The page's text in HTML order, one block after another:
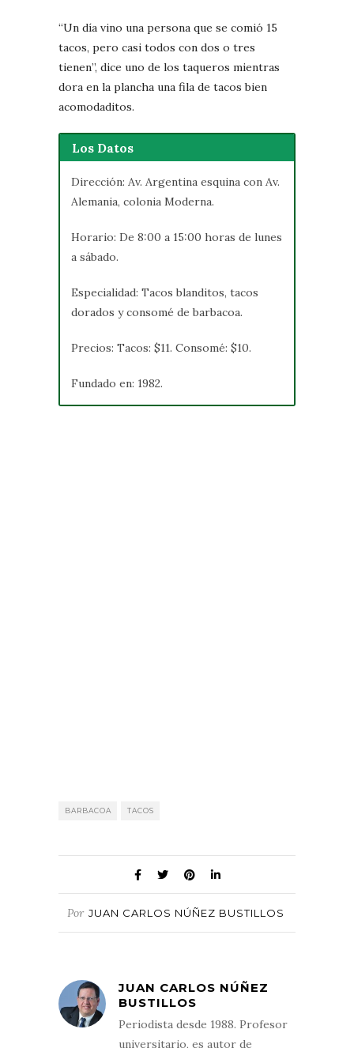
“Un día vino una persona que se comió 15
tacos, pero casi todos con dos o tres
tienen”, dice uno de los taqueros mientras
dora en la plancha una fila de tacos bien
acomodaditos.
Los Datos
Dirección: Av. Argentina esquina con Av.
Alemania, colonia Moderna.
Horario: De 8:00 a 15:00 horas de lunes
a sábado.
Especialidad: Tacos blanditos, tacos
dorados y consomé de barbacoa.
Precios: Tacos: $11. Consomé: $10.
Fundado en: 1982.
BARBACOA TACOS
Por JUAN CARLOS NÚÑEZ BUSTILLOS
JUAN CARLOS NÚÑEZ
BUSTILLOS
Periodista desde 1988. Profesor
universitario, es autor de